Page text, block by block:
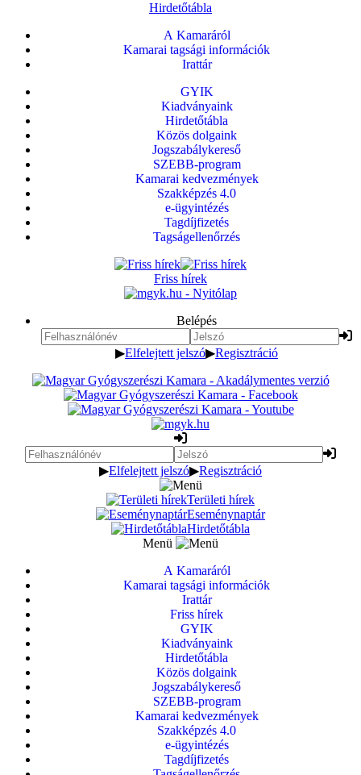
Hirdetőtábla
A Kamaráról
Kamarai tagsági információk
Irattár
GYIK
Kiadványaink
Hirdetőtábla
Közös dolgaink
Jogszabálykereső
SZEBB-program
Kamarai kedvezmények
Szakképzés 4.0
e-ügyintézés
Tagdíjfizetés
Tagságellenőrzés
Friss hírek
Belépés
▶Elfelejtett jelszó▶Regisztráció
▶Elfelejtett jelszó▶Regisztráció
Területi hírek
Eseménynaptár
Hirdetőtábla
Menü
A Kamaráról
Kamarai tagsági információk
Irattár
Friss hírek
GYIK
Kiadványaink
Hirdetőtábla
Közös dolgaink
Jogszabálykereső
SZEBB-program
Kamarai kedvezmények
Szakképzés 4.0
e-ügyintézés
Tagdíjfizetés